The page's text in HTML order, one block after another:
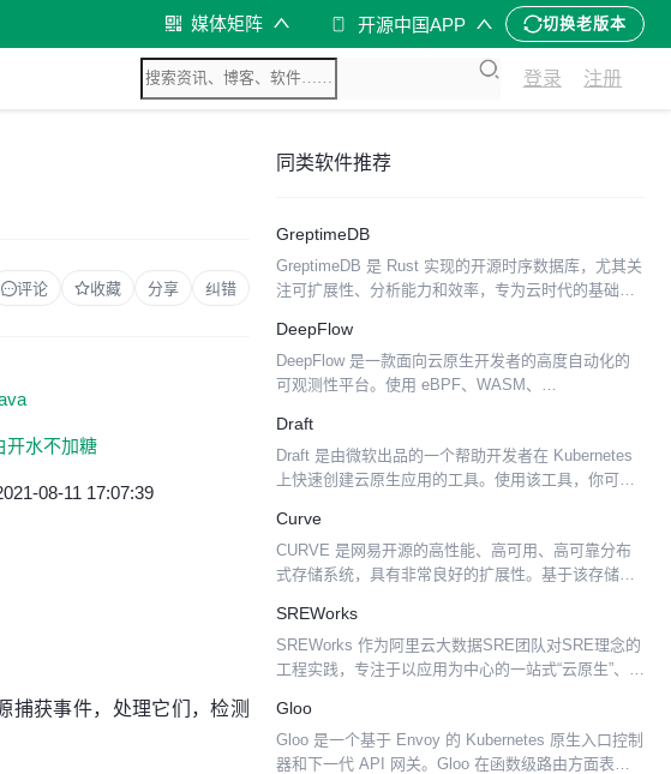
媒体矩阵 开源中国APP 切换老版本
登录 注册
评论 收藏 分享 纠错
开水不加糖
08-11 17:07:39
捕获事件，处理它们，检测
同类软件推荐
GreptimeDB
GreptimeDB 是 Rust 实现的开源时序数据库，尤其关
注可扩展性、分析能力和效率，专为云时代的基础设
版 binary，为集群用户提供透明的体...
DeepFlow
DeepFlow 是一款面向云原生开发者的高度自动化的
可观测性平台。使用 eBPF、WASM、
AutoTracing、AutoMe...
Draft
Draft 是由微软出品的一个帮助开发者在 Kubernetes
上快速创建云原生应用的工具。使用该工具，你可以
自己的云上应用。
Curve
CURVE 是网易开源的高性能、高可用、高可靠分布
式存储系统，具有非常良好的扩展性。基于该存储底
储、对象存储、云原生数据库等。CURVE 的设计开
发始终围...
SREWorks
SREWorks 作为阿里云大数据SRE团队对SRE理念的
工程实践，专注于以应用为中心的一站式“云原生”、
理及运维开发两大核心能力，帮助企业实现...
Gloo
Gloo 是一个基于 Envoy 的 Kubernetes 原生入口控制
器和下一代 API 网关。Gloo 在函数级路由方面表现卓